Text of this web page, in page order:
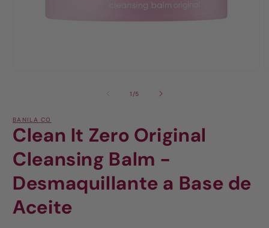
1 /de
5
BANILA CO
Clean It Zero Original
Cleansing Balm -
Desmaquillante a Base de
Aceite